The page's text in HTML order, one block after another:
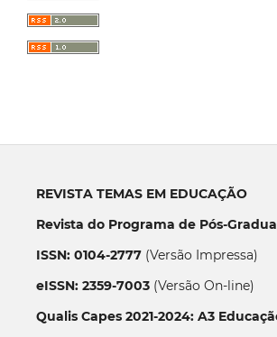
REVISTA TEMAS EM EDUCAÇÃO
Revista do Programa de Pós-
ISSN: 0104-2777(Versão Impressa)
eISSN: 2359-7003(Versão On-line)
Qualis Capes 2021-2024: A3